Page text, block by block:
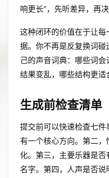
响更长”，先听差异，再决
这种闭环的价值在于让
据。你不再是反复换词
己的声音词典：哪些词
结果变乱，哪些结构更适
生成前检查清单
提交前可以快速检查七
有一个核心方向。第二
化。第三，主要乐器是
名字。第四，人声是否